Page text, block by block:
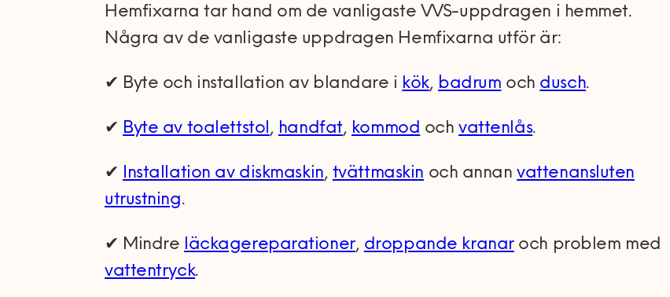
Hemfixarna tar hand om de vanligaste VVS-uppdragen i hemmet.
Några av de vanligaste uppdragen Hemfixarna utför är:
✔ Byte och installation av blandare i kök, badrum och dusch.
✔ Byte av toalettstol, handfat, kommod ochvattenlås.
✔ Installation av diskmaskin, tvättmaskin och annanvattenansluten
utrustning.
✔ Mindre läckagereparationer, droppande kranaroch problem med
vattentryck.